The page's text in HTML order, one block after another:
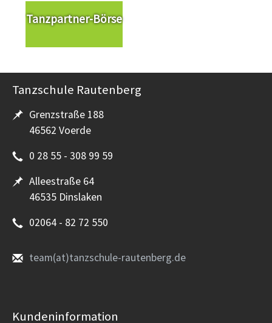
Tanzpartner-Börse
Tanzschule Rautenberg
Grenzstraße 188
46562 Voerde
0 28 55 - 308 99 59
Alleestraße 64
46535 Dinslaken
02064 - 82 72 550
team(at)tanzschule-rautenberg.de
Kundeninformation